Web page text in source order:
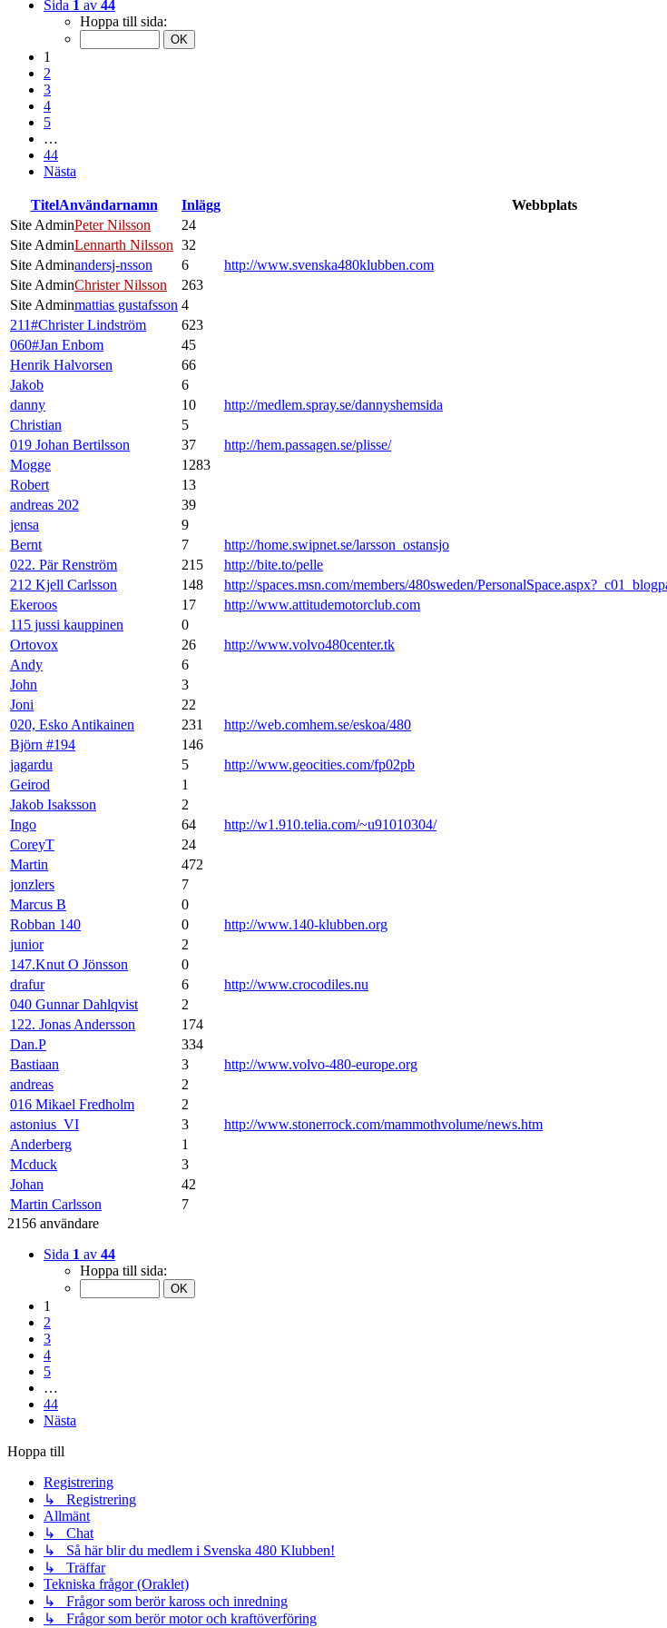
Sida 1 av 44
Hoppa till sida:
1
2
3
4
5
…
44
Nästa
TitelAnvändarnamn Inlägg Webbplats
Site AdminPeter Nilsson 24
Site AdminLennarth Nilsson 32
Site Adminandersj-nsson 6 http://www.svenska480klubben.com
Site AdminChrister Nilsson 263
Site Adminmattias gustafsson 4
211#Christer Lindström
623
060#Jan Enbom
45
Henrik Halvorsen
66
Jakob
6
danny
10 http://medlem.spray.se/dannyshemsida
Christian
5
019 Johan Bertilsson
37 http://hem.passagen.se/plisse/
Mogge
1283
Robert
13
andreas 202
39
jensa
9
Bernt
7 http://home.swipnet.se/larsson_ostansjo
022. Pär Renström
215 http://bite.to/pelle
212 Kjell Carlsson
148 http://spaces.msn.com/members/480sweden/
Ekeroos
17 http://www.attitudemotorclub.com
115 jussi kauppinen
0
Ortovox
26 http://www.volvo480center.tk
Andy
6
John
3
Joni
22
020, Esko Antikainen
231 http://web.comhem.se/eskoa/480
Björn #194
146
jagardu
5 http://www.geocities.com/fp02pb
Geirod
1
Jakob Isaksson
2
Ingo
64 http://w1.910.telia.com/~u91010304/
CoreyT
24
Martin
472
jonzlers
7
Marcus B
0
Robban 140
0 http://www.140-klubben.org
junior
2
147.Knut O Jönsson
0
drafur
6 http://www.crocodiles.nu
040 Gunnar Dahlqvist
2
122. Jonas Andersson
174
Dan.P
334
Bastiaan
3 http://www.volvo-480-europe.org
andreas
2
016 Mikael Fredholm
2
astonius_VI
3 http://www.stonerrock.com/mammothvolume/news.htm
Anderberg
1
Mcduck
3
Johan
42
Martin Carlsson
7
2156 användare
Sida 1 av 44
Hoppa till sida:
1
2
3
4
5
…
44
Nästa
Hoppa till
Registrering
↳ Registrering
Allmänt
↳ Chat
↳ Så här blir du medlem i Svenska 480 Klubben!
↳ Träffar
Tekniska frågor (Oraklet)
↳ Frågor som berör kaross och inredning
↳ Frågor som berör motor och kraftöverföring